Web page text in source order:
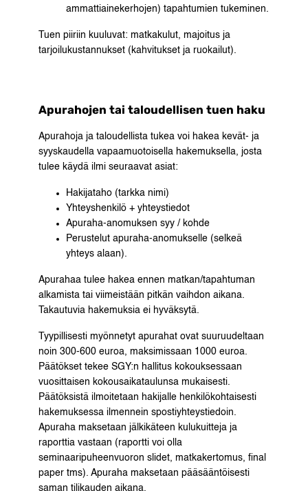
ammattiainekerhojen) tapahtumien tukeminen.
Tuen piiriin kuuluvat: matkakulut, majoitus ja
tarjoilukustannukset (kahvitukset ja ruokailut).
Apurahojen tai taloudellisen tuen haku
Apurahoja ja taloudellista tukea voi hakea kevät- ja
syyskaudella vapaamuotoisella hakemuksella, josta
tulee käydä ilmi seuraavat asiat:
Hakijataho (tarkka nimi)
Yhteyshenkilö + yhteystiedot
Apuraha-anomuksen syy / kohde
Perustelut apuraha-anomukselle (selkeä
yhteys alaan).
Apurahaa tulee hakea ennen matkan/tapahtuman
alkamista tai viimeistään pitkän vaihdon aikana.
Takautuvia hakemuksia ei hyväksytä.
Tyypillisesti myönnetyt apurahat ovat suuruudeltaan
noin 300-600 euroa, maksimissaan 1000 euroa.
Päätökset tekee SGY:n hallitus kokouksessaan
vuosittaisen kokousaikataulunsa mukaisesti.
Päätöksistä ilmoitetaan hakijalle henkilökohtaisesti
hakemuksessa ilmennein spostiyhteystiedoin.
Apuraha maksetaan jälkikäteen kulukuitteja ja
raporttia vastaan (raportti voi olla
seminaaripuheenvuoron slidet, matkakertomus, final
paper tms). Apuraha maksetaan pääsääntöisesti
saman tilikauden aikana.